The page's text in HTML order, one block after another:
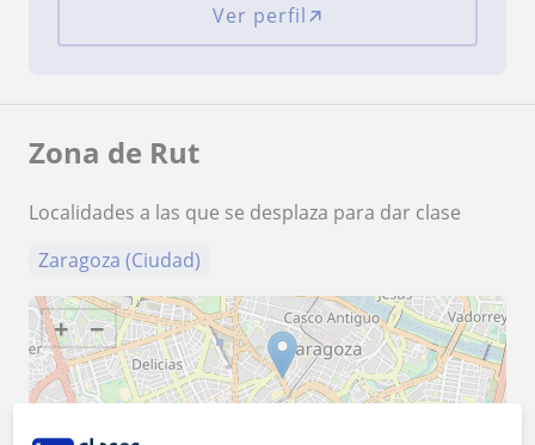
Ver perfil
Zona de Rut
Localidades a las que se desplaza para dar clase
Zaragoza (Ciudad)
+ −